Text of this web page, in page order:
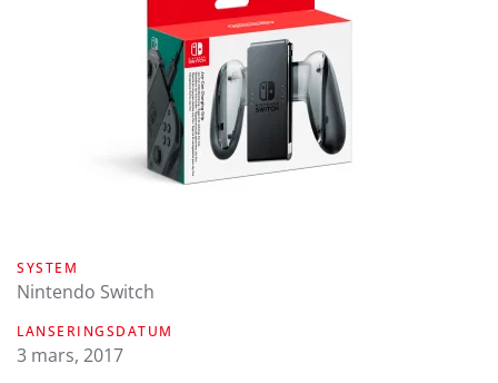
SYSTEM
Nintendo Switch
LANSERINGSDATUM
3 mars, 2017